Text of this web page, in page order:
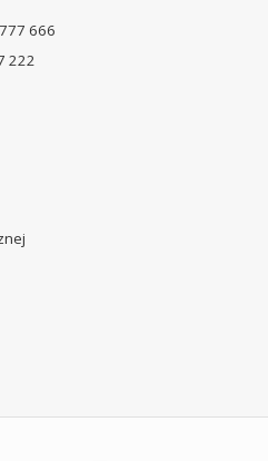
666
222